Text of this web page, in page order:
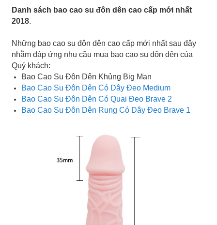
Danh sách bao cao su đôn dên cao cấp mới nhất
2018.
Những bao cao su đôn dên cao cấp mới nhất sau đây
nhằm đáp ứng nhu cầu mua bao cao su đôn dên của
Quý khách:
Bao Cao Su Đôn Dên Khủng Big Man
Bao Cao Su Đôn Dên Có Dây Đeo Medium
Bao Cao Su Đôn Dên Có Quai Đeo Brave 2
Bao Cao Su Đôn Dên Rung Có Dây Đeo Brave 1